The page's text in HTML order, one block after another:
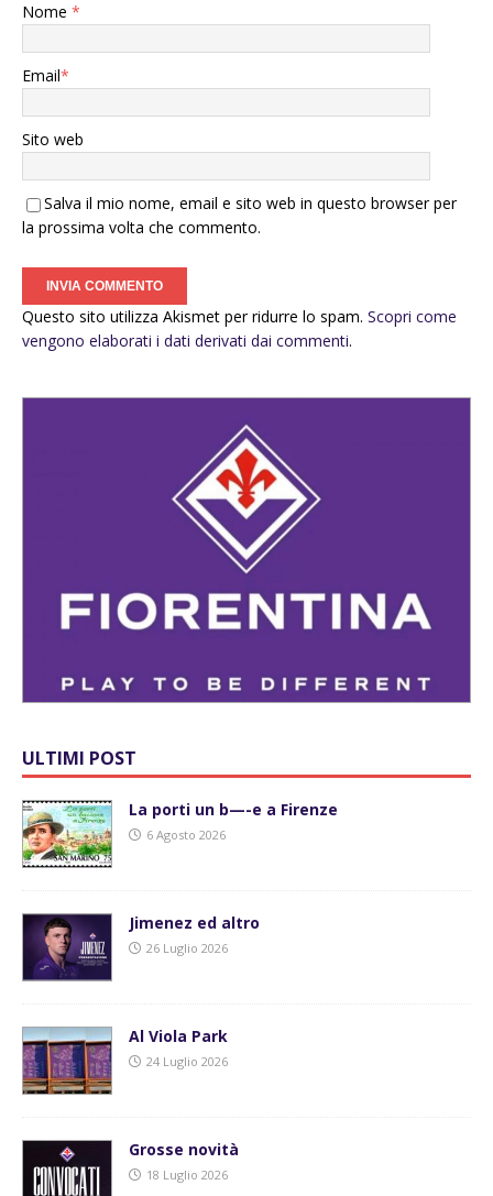
Nome *
Email*
Sito web
Salva il mio nome, email e sito web in questo browser per
la prossima volta che commento.
Questo sito utilizza Akismet per ridurre lo spam. Scopri come
vengono elaborati i dati derivati dai commenti.
ULTIMI POST
La porti un b—-e a Firenze
6 Agosto 2026
Jimenez ed altro
26 Luglio 2026
Al Viola Park
24 Luglio 2026
Grosse novità
18 Luglio 2026